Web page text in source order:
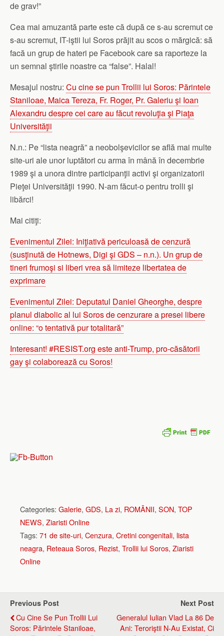
de grav!”
Cea mai amuzantă parte este că după ce s-au scremut ce
s-au scremut, IT-iştii lui Soros prăjit au scos o mărgică: să
facă un grup de hateri pe Facebook care sa raporteze la
un semnal ştirile noastre ca “false”. Halal!
Mesajul nostru: Cu cine se pun Trollii lui Soros: Părintele
Staniloae, Maica Tereza, Fr. Roger, Pr. Galeriu şi Ioan
Alexandru despre cei care au făcut revoluţia şi Piaţa
Universităţii
N.n.: Pe “lista neagră” a neobolşevicilor se află mai multe
site-uri ale unor luptători cu arma în mână în decembrie
1989 şi a unora dintre participanţii activi şi organizatorii
Pieţei Universităţii 1990. N-am făcut-o pentru trolli şi
libărci!
Mai citiţi:
Evenimentul Zilei: Iniţiativă periculoasă de cenzură
(susţinută de Hotnews, Digi şi GDS – n.n.). Un grup de
tineri frumoşi si liberi vrea să limiteze libertatea de
exprimare
Evenimentul Zilei: Deputatul Daniel Gheorghe, despre
planul diabolic al lui Soros de cenzurare a presei libere
online: “o tentativă pur totalitară”
Interesant! #RESIST.org este anti-Trump, pro-căsătorii
gay şi colaborează cu Soros!
Categories: Galerie, GDS, La zi, ROMÂNII, SON, TOP
NEWS, Ziaristi Online
Tags: 71 de site-uri, Cenzura, Cretini congenitali, lista
neagra, Reteaua Soros, Rezist, Trollii lui Soros, Ziaristi
Online
Previous Post
Cu Cine Se Pun Trollii Lui
Soros: Părintele Staniloae,
Next Post
Generalul Iulian Vlad La 86 De
Ani: Teroriştii N-Au Existat, Ci